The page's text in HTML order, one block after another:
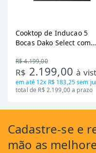
Cooktop de Inducao 5
Bocas Dako Select com
R$ 4.199,00
R$ 2.199,00à
em até 12x R$ 183,25sem
total de R$ 2.199,00 a prazo
Cadastre-se e
mão as